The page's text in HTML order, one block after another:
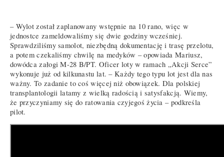
– Wylot został zaplanowany wstępnie na 10 rano, więc w
jednostce zameldowaliśmy się dwie godziny wcześniej.
Sprawdziliśmy samolot, niezbędną dokumentację i trasę przelotu,
a potem czekaliśmy chwilę na medyków – opowiada Mariusz,
dowódca załogi M-28 B/PT. Oficer loty w ramach „Akcji Serce”
wykonuje już od kilkunastu lat. – Każdy tego typu lot jest dla nas
ważny. To zadanie to coś więcej niż obowiązek. Dla polskiej
transplantologii latamy z wielką radością i satysfakcją. Wiemy,
że przyczyniamy się do ratowania czyjegoś życia – podkreśla
pilot.